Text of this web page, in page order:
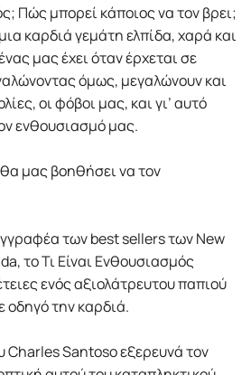
Πώς µπορεί κάποιος να τον βρει;
καρδιά γεµάτη ελπίδα, χαρά και
µας έχει όταν έρχεται σε
όµως, µεγαλώνουν και
οι φόβοι µας, και γι’ αυτό
ενθουσιασµό µας.
µας βοηθήσει να τον
των best sellers των New
το Τι Είναι Ενθουσιασµός
ενός αξιολάτρευτου παπιού
οδηγό την καρδιά.
Charles Santoso εξερευνά τον